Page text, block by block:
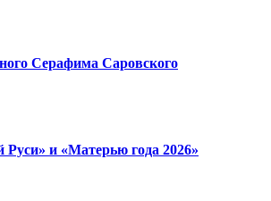
Серафима Саровского
и «Матерью года 2026»